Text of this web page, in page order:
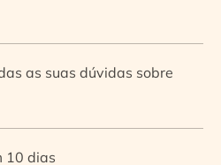
as suas dúvidas sobre
10 dias